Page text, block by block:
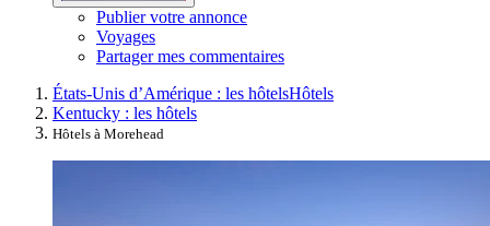
Publier votre annonce
Voyages
Partager mes commentaires
États-Unis d’Amérique : les hôtelsHôtels
Kentucky : les hôtels
Hôtels à Morehead